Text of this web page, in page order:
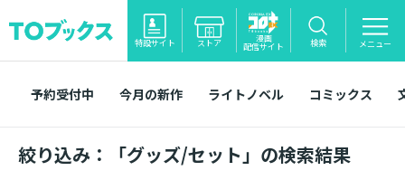
特設サイト ストア 漫画
配信サイト 検索 メニュー
予約受付中 今月の新作 ライトノベル コミックス
絞り込み：「グッズ/セット」の検索結果